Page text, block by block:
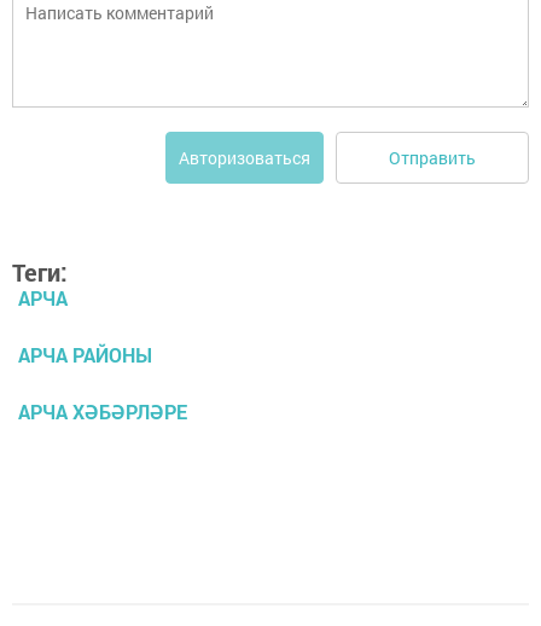
Авторизоваться Отправить
Теги:
АРЧА
АРЧА РАЙОНЫ
АРЧА ХӘБӘРЛӘРЕ